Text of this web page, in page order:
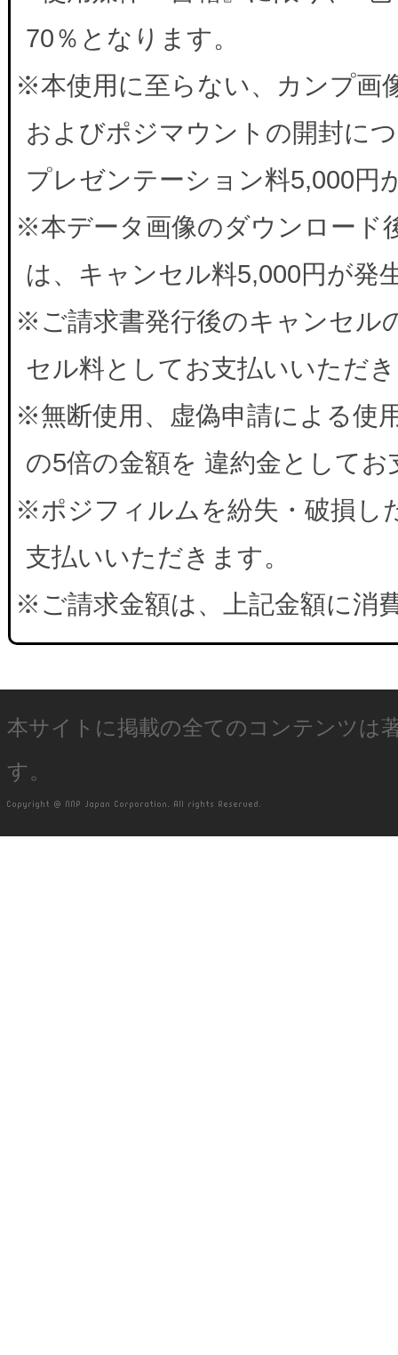
70％となります。
※本使用に至らない、カンプ画
およびポジマウントの開封に
プレゼンテーション料5,000円
※本データ画像のダウンロード
は、キャンセル料5,000円が発
※ご請求書発行後のキャンセル
セル料としてお支払いいただ
※無断使用、虚偽申請による使
の5倍の金額を 違約金として
※ポジフィルムを紛失・破損し
支払いいただきます。
※ご請求金額は、上記金額に消
本サイトに掲載の全てのコンテンツは
す。